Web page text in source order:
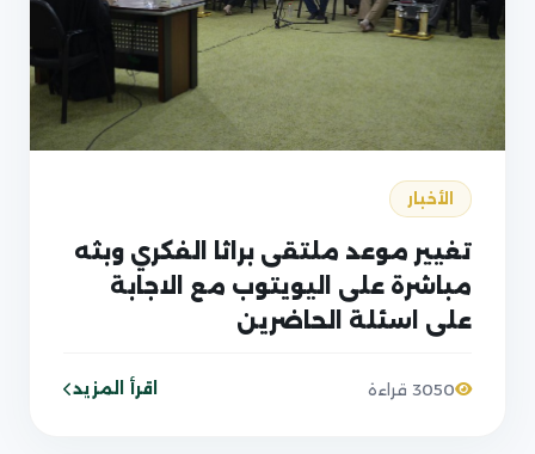
الأخبار
تغيير موعد ملتقى براثا الفكري وبثه
مباشرة على اليويتوب مع الاجابة
على اسئلة الحاضرين
3050 قراءة اقرأ المزيد